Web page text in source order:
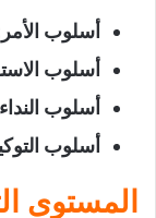
أسلوب الأمر
أسلوب
أسلوب النداء
أسلوب
المستوى